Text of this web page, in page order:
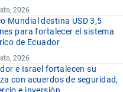
2026
Mundial destina USD 3,5
para fortalecer el sistema
de Ecuador
2026
e Israel fortalecen su
con acuerdos de seguridad,